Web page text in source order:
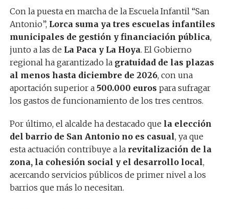
Con la puesta en marcha de la Escuela Infantil “San
Antonio”, Lorca suma ya tres escuelas infantiles
municipales de gestión y financiación pública,
junto a las de La Paca y La Hoya. El Gobierno
regional ha garantizado la gratuidad de las plazas
al menos hasta diciembre de 2026, con una
aportación superior a 500.000 euros para sufragar
los gastos de funcionamiento de los tres centros.
Por último, el alcalde ha destacado que la elección
del barrio de San Antonio no es casual, ya que
esta actuación contribuye a la revitalización de la
zona, la cohesión social y el desarrollo local,
acercando servicios públicos de primer nivel a los
barrios que más lo necesitan.